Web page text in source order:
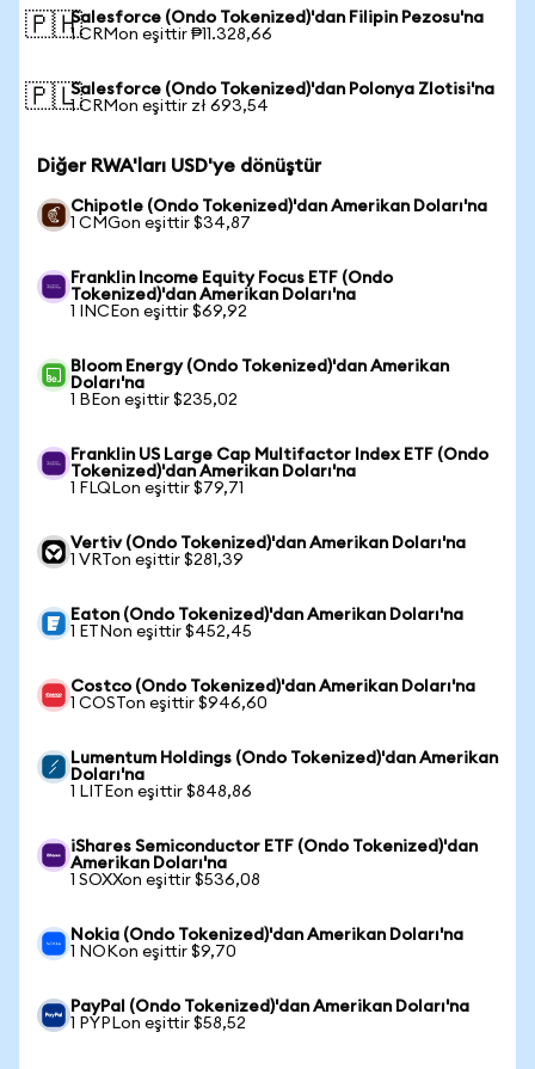
🇵🇭Salesforce (Ondo Tokenized)'dan Filipin Pezosu'na
1 CRMon eşittir ₱11.328,66
🇵🇱Salesforce (Ondo Tokenized)'dan Polonya Zlotisi'na
1 CRMon eşittir zł 693,54
Diğer RWA'ları USD'ye dönüştür
Chipotle (Ondo Tokenized)'dan Amerikan Doları'na
1 CMGon eşittir $34,87
Franklin Income Equity Focus ETF (Ondo
Tokenized)'dan Amerikan Doları'na
1 INCEon eşittir $69,92
Bloom Energy (Ondo Tokenized)'dan Amerikan
Doları'na
1 BEon eşittir $235,02
Franklin US Large Cap Multifactor Index ETF (Ondo
Tokenized)'dan Amerikan Doları'na
1 FLQLon eşittir $79,71
Vertiv (Ondo Tokenized)'dan Amerikan Doları'na
1 VRTon eşittir $281,39
Eaton (Ondo Tokenized)'dan Amerikan Doları'na
1 ETNon eşittir $452,45
Costco (Ondo Tokenized)'dan Amerikan Doları'na
1 COSTon eşittir $946,60
Lumentum Holdings (Ondo Tokenized)'dan Amerikan
Doları'na
1 LITEon eşittir $848,86
iShares Semiconductor ETF (Ondo Tokenized)'dan
Amerikan Doları'na
1 SOXXon eşittir $536,08
Nokia (Ondo Tokenized)'dan Amerikan Doları'na
1 NOKon eşittir $9,70
PayPal (Ondo Tokenized)'dan Amerikan Doları'na
1 PYPLon eşittir $58,52